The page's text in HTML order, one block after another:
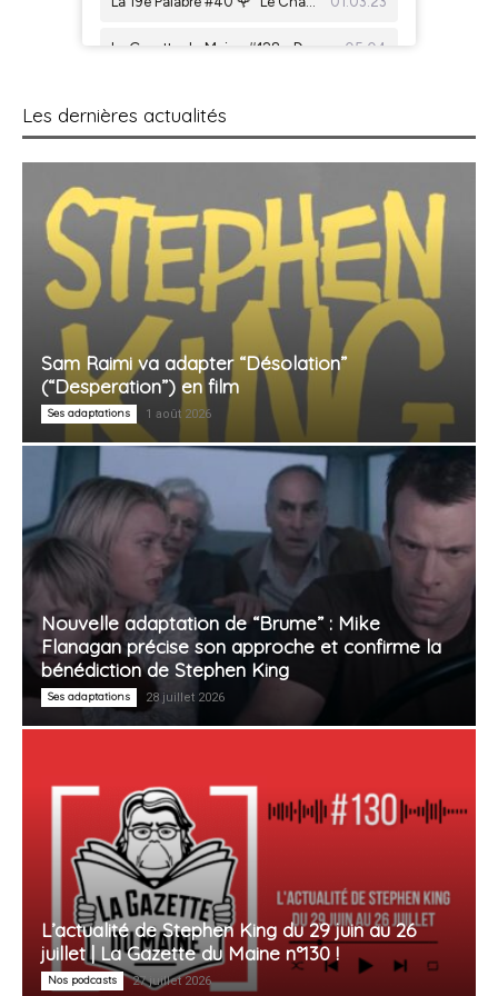
Les dernières actualités
Sam Raimi va adapter “Désolation”
(“Desperation”) en film
Ses adaptations 1 août 2026
Nouvelle adaptation de “Brume” : Mike
Flanagan précise son approche et confirme la
bénédiction de Stephen King
Ses adaptations 28 juillet 2026
L’actualité de Stephen King du 29 juin au 26
juillet | La Gazette du Maine n°130 !
Nos podcasts 27 juillet 2026